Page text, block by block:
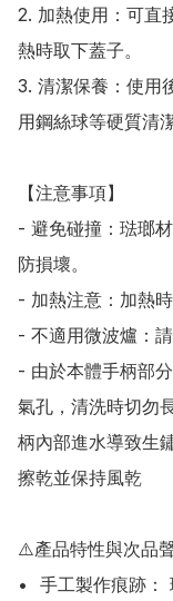
2. 加熱使用：可直
熱時取下蓋子。
3. 清潔保養：使用
用鋼絲球等硬質清
【注意事項】
- 避免碰撞：琺瑯
防損壞。
- 加熱注意：加熱
- 不適用微波爐：
- 由於本體手柄部
氣孔，清洗時切勿
柄內部進水導致生
擦乾並保持風乾
⚠️產品特性與次品
•	手工製作痕跡： 琺瑯產品均由工匠手工上釉，因此在鍋